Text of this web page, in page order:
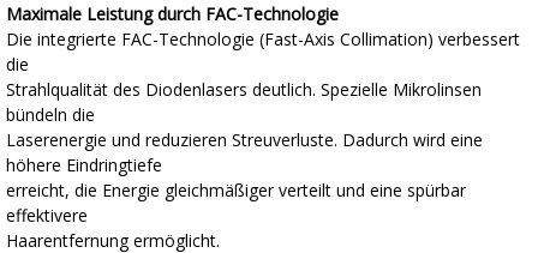
Maximale Leistung durch FAC-Technologie
Die integrierte FAC-Technologie (Fast-Axis Collimation) verbessert
die
Strahlqualität des Diodenlasers deutlich. Spezielle Mikrolinsen
bündeln die
Laserenergie und reduzieren Streuverluste. Dadurch wird eine
höhere Eindringtiefe
erreicht, die Energie gleichmäßiger verteilt und eine spürbar
effektivere
Haarentfernung ermöglicht.